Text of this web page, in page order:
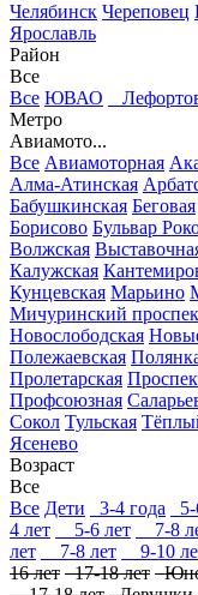
Челябинск Череповец
Ярославль
Район
Все
Все ЮВАО
Метро
Авиамото...
Все Авиамоторная
Алма-Атинская
Бабушкинская Беговая
Борисово Бульвар
Волжская
Калужская
Кунцевская Марьино
Мичуринский
Новослободская
Полежаевская
Пролетарская
Профсоюзная
Сокол Тульская
Ясенево
Возраст
Все
Все Дети 3-4 года
4 лет
5-6 лет 7-8
лет
7-8 лет 9-10
16 лет 17-18 лет